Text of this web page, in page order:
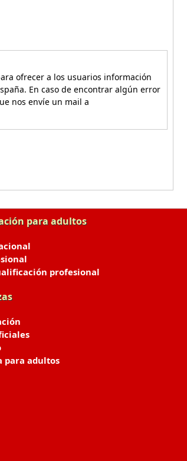
ofrecer a los usuarios información
En caso de encontrar algún error
nos envíe un mail a
para adultos
profesional
para adultos